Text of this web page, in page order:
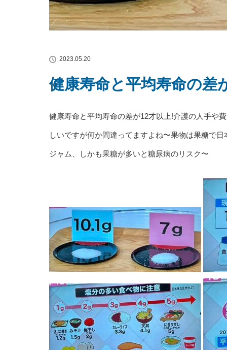
2023.05.20
健康寿命と平均寿命の差
健康寿命と平均寿命の差が12才以上!介護の人手や
しいですが何か間違ってますよね〜果物は果糖で
ジャム、しかも果糖が多いと糖尿病のリスク〜